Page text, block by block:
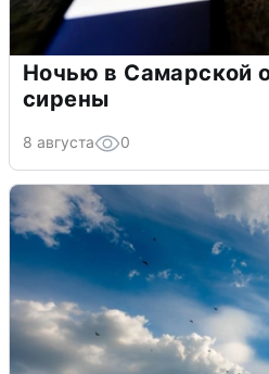
Ночью в Самарской
сирены
8 августа 0